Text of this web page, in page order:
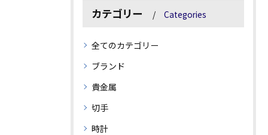
カテゴリー Categories
全てのカテゴリー
ブランド
貴金属
切手
時計